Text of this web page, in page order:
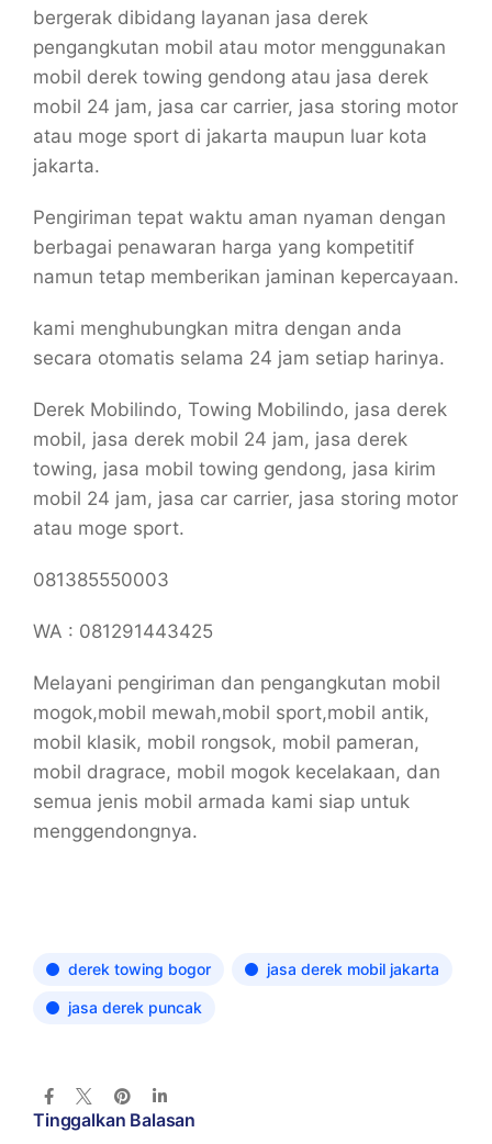
bergerak dibidang layanan jasa derek
pengangkutan mobil atau motor menggunakan
mobil derek towing gendong atau jasa derek
mobil 24 jam, jasa car carrier, jasa storing motor
atau moge sport di jakarta maupun luar kota
jakarta.
Pengiriman tepat waktu aman nyaman dengan
berbagai penawaran harga yang kompetitif
namun tetap memberikan jaminan kepercayaan.
kami menghubungkan mitra dengan anda
secara otomatis selama 24 jam setiap harinya.
Derek Mobilindo, Towing Mobilindo, jasa derek
mobil, jasa derek mobil 24 jam, jasa derek
towing, jasa mobil towing gendong, jasa kirim
mobil 24 jam, jasa car carrier, jasa storing motor
atau moge sport.
081385550003
WA : 081291443425
Melayani pengiriman dan pengangkutan mobil
mogok,mobil mewah,mobil sport,mobil antik,
mobil klasik, mobil rongsok, mobil pameran,
mobil dragrace, mobil mogok kecelakaan, dan
semua jenis mobil armada kami siap untuk
menggendongnya.
derek towing bogor jasa derek mobil jakarta
jasa derek puncak
Tinggalkan Balasan